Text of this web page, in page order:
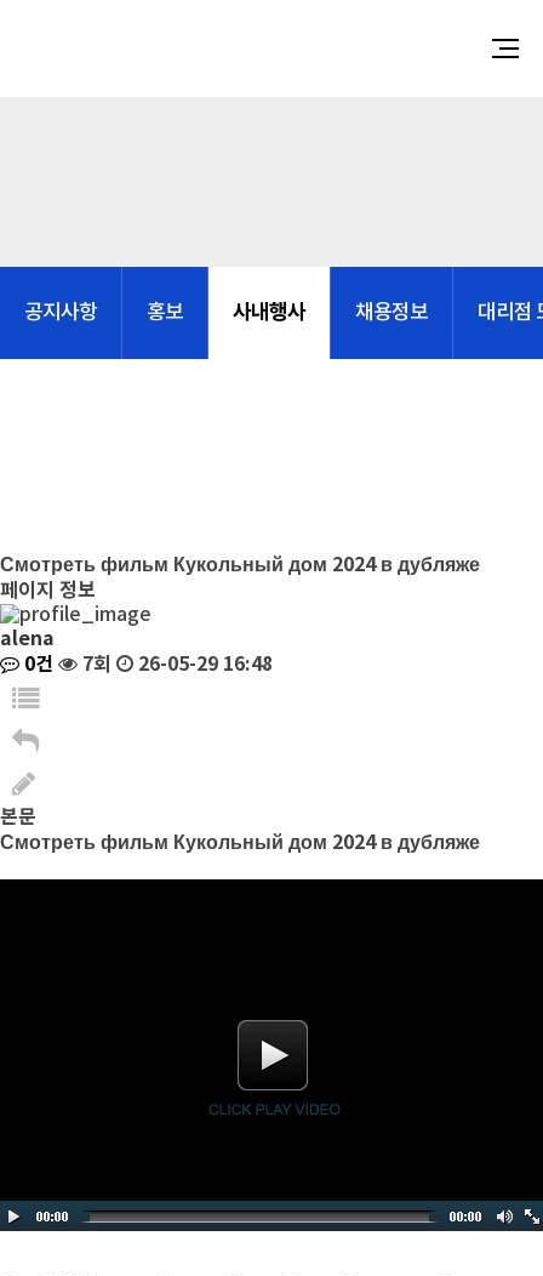
공지사항 홍보 사내행사 채용정보 대리점
Смотреть фильм Кукольный дом 2024 в дубляже
페이지 정보
alena
0건
7회 26-05-29 16:48
본문
Смотреть фильм Кукольный дом 2024 в дубляже